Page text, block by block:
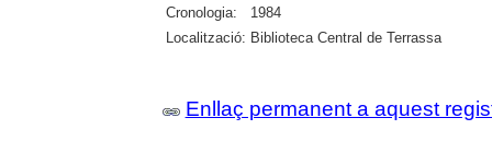
Cronologia:
1984
Localització: Biblioteca Central de Terrassa
Enllaç permanent a aquest